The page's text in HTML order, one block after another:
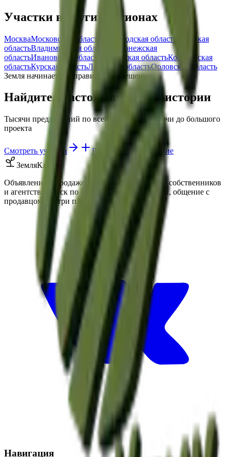
Участки в других регионах
МоскваМосковская область Белгородская область
Брянская
областьВладимирская область
Воронежская
областьИвановская область Калужская областьКостромская
областьКурская областьЛипецкая областьОрловская область
Земля начинается с правильного решения
Найдите участок для вашей истории
Тысячи предложений по всей России — от дачи до большого
проекта
Смотреть участки
Разместить объявление
ЗемляКлик
Объявления о продаже земельных участков от собственников
и агентств. Поиск по региону, цене и площади, общение с
продавцом внутри платформы.
Навигация